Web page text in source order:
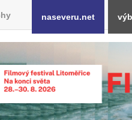
naseveru.net